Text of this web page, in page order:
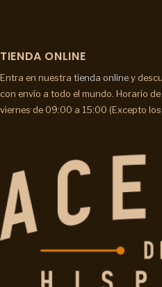
TIENDA ONLINE
Entra en nuestra tienda onliney
con envío a todo el mundo. Horario
viernes de 09:00 a 15:00 (Excepto